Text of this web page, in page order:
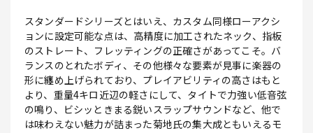
スタンダードシリーズとはいえ、カスタム同様ローアクシ
ョンに設定可能な点は、高精度に加工されたネック、指板
のストレート、フレッティングの正確さがあってこそ。バ
ランスのとれたボディ、その他様々な要素が見事に楽器の
形に纏め上げられており、プレイアビリティの高さはもと
より、重量4キロ近辺の軽さにして、タイトで力強い低音弦
の鳴り、ビシッときまる鋭いスラップサウンドなど、他で
は味わえない魅力が詰まった菊地氏の集大成ともいえるモ